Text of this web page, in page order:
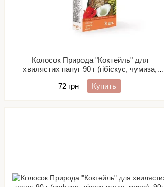
Колосок Природа "Коктейль" для
хвилястих папуг 90 г (гібіскус, чумиза,
кокос)
72 грн
Купить